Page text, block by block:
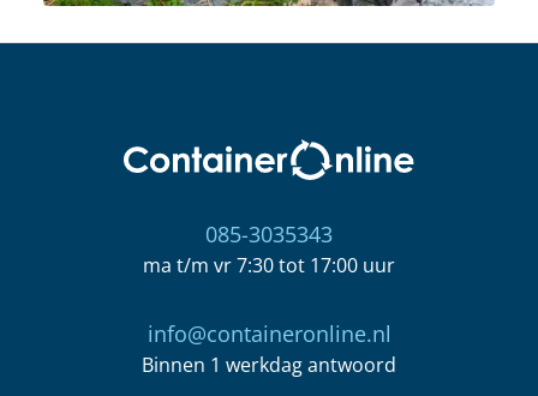
085-3035343
ma t/m vr 7:30 tot 17:00 uur
info@containeronline.nl
Binnen 1 werkdag antwoord